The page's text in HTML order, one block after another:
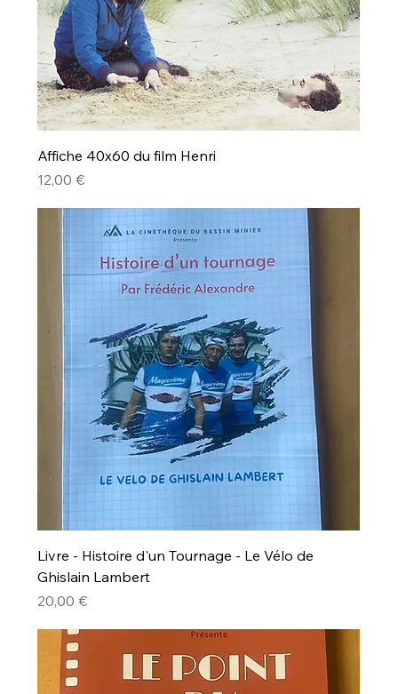
Affiche 40x60 du film Henri
Prix
12,00 €
Livre - Histoire d'un Tournage - Le Vélo de
Ghislain Lambert
Prix
20,00 €